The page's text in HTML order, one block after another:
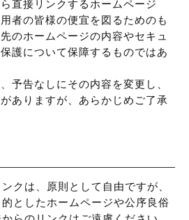
直接リンクするホームページ
者の皆様の便宜を図るためのも
のホームページの内容やセキュ
護について保障するものではあ
予告なしにその内容を変更し、
ありますが、あらかじめご了承
クは、原則として自由ですが、
としたホームページや公序良俗